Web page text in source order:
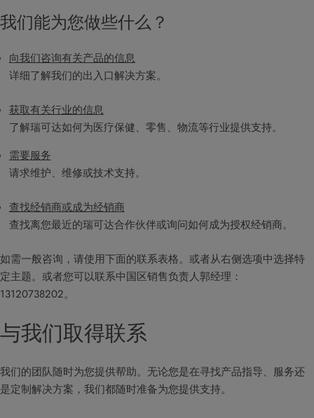
我们能为您做些什么？
向我们咨询有关产品的信息
详细了解我们的出入口解决方案。
获取有关行业的信息
了解瑞可达如何为医疗保健、零售、物流等行业提供支持。
需要服务
请求维护、维修或技术支持。
查找经销商或成为经销商
查找离您最近的瑞可达合作伙伴或询问如何成为授权经销商。
如需一般咨询，请使用下面的联系表格。或者从右侧选项中选择特
定主题。或者您可以联系中国区销售负责人郭经理：
13120738202。
与我们取得联系
我们的团队随时为您提供帮助。无论您是在寻找产品指导、服务还
是定制解决方案，我们都随时准备为您提供支持。